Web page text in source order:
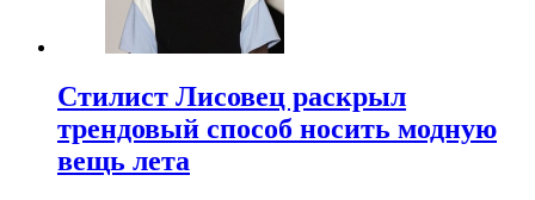
Стилист Лисовец раскрыл
трендовый способ носить модную
вещь лета